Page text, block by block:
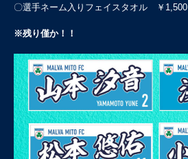
〇選手ネーム入りフェイスタオル ￥1,500
※残り僅か！！